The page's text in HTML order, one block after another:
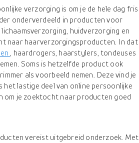
verzorging is om je de hele dag fris
onderverdeeld in producten voor
huidverzorging en
naar haarverzorgingsproducten. In dat
, haardrogers, haarstylers, tondeuses
Soms is hetzelfde product ook
als voorbeeld nemen. Deze vind je
het lastige deel van online persoonlijke
om je zoektocht naar producten goed
vereist uitgebreid onderzoek. Met